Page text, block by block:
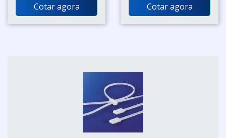
Cotar agora Cotar agora